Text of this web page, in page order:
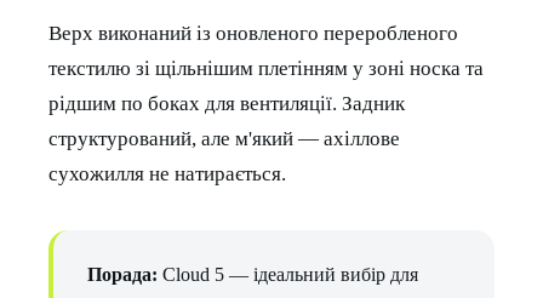
Верх виконаний із оновленого переробленого
текстилю зі щільнішим плетінням у зоні носка та
рідшим по боках для вентиляції. Задник
структурований, але м'який — ахіллове
сухожилля не натирається.
Порада: Cloud 5 — ідеальний вибір для